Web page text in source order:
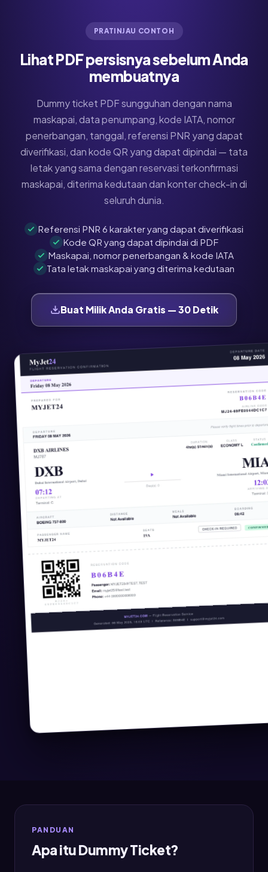
PRATINJAU CONTOH
Lihat PDF persisnya sebelum Anda
membuatnya
Dummy ticket PDF sungguhan dengan nama
maskapai, data penumpang, kode IATA, nomor
penerbangan, tanggal, referensi PNR yang dapat
diverifikasi, dan kode QR yang dapat dipindai — tata
letak yang sama dengan reservasi terkonfirmasi
maskapai, diterima kedutaan dan konter check-in di
seluruh dunia.
Referensi PNR 6 karakter yang dapat diverifikasi
Kode QR yang dapat dipindai di PDF
Maskapai, nomor penerbangan & kode IATA
Tata letak maskapai yang diterima kedutaan
Buat Milik Anda Gratis — 30 Detik
PANDUAN
Apa itu Dummy Ticket?